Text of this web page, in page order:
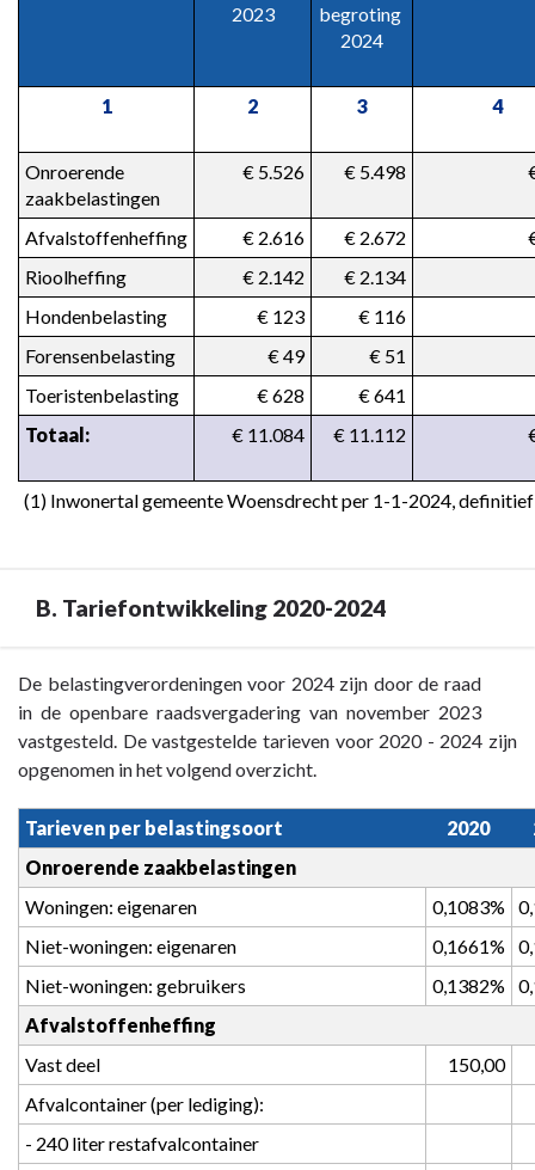
inkomsten
2023
begroting
2024
1 2 3 4
Onroerende
zaakbelastingen
€ 5.526 € 5.498
Afvalstoffenheffing € 2.616 € 2.672
Rioolheffing
€ 2.142
€ 2.134
Hondenbelasting
€ 123
€ 116
Forensenbelasting
€ 49
€ 51
Toeristenbelasting
€ 628
€ 641
Totaal:
€ 11.084 € 11.112
(1) Inwonertal gemeente Woensdrecht per 1-1-2024,
B. Tariefontwikkeling 2020-2024
Terug
naar
navigatie
Lokale
heffingen
Tariefontwikkeling
2020-
2024
De belastingverordeningen voor 2024 zijn door de raad
in de openbare raadsvergadering van november 2023
vastgesteld. De vastgestelde tarieven voor 2020 - 2024 zijn
opgenomen in het volgend overzicht.
Tarieven per belastingsoort 2020
Onroerende zaakbelastingen
Woningen: eigenaren
0,1083%
Niet-woningen: eigenaren
0,1661%
Niet-woningen: gebruikers
0,1382%
Afvalstoffenheffing
Vast deel
150,00
Afvalcontainer (per lediging):
- 240 liter restafvalcontainer